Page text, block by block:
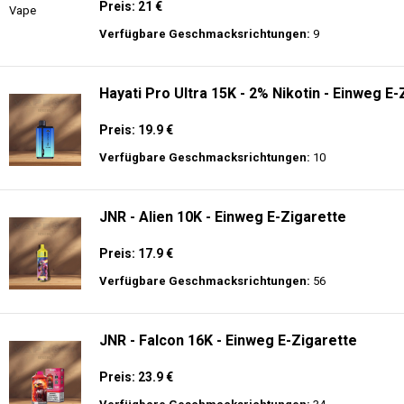
Preis: 21 €
Verfügbare Geschmacksrichtungen: 9
Hayati Pro Ultra 15K - 2% Nikotin - Einweg
Preis: 19.9 €
Verfügbare Geschmacksrichtungen: 10
JNR - Alien 10K - Einweg E-Zigarette
Preis: 17.9 €
Verfügbare Geschmacksrichtungen: 56
JNR - Falcon 16K - Einweg E-Zigarette
Preis: 23.9 €